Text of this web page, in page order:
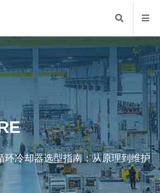
环冷却器选型指南：从原理到维护